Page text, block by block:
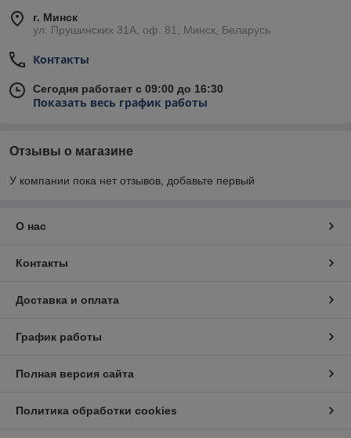
г. Минск
ул. Прушинских 31А, оф. 81, Минск, Беларусь
Контакты
Сегодня работает с 09:00 до 16:30
Показать весь график работы
Отзывы о магазине
У компании пока нет отзывов, добавьте первый
О нас
Контакты
Доставка и оплата
График работы
Полная версия сайта
Политика обработки cookies